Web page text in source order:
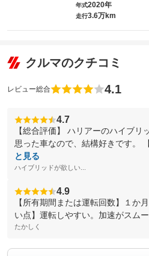
年式2020年
走行3.6万km
クルマのクチコミ
レビュー総合 4.1
4.7
【総合評価】 ハリアーのハイブリ
思った車なので、結構好きです。
と見る
ハイブリッドが欲しい...
4.9
【所有期間または運転回数】１
い点】運転しやすい。加速がスムー
たかしく